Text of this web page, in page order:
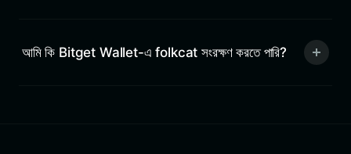
আমি কি Bitget Wallet-এ folkcat সংরক্ষণ করতে পারি?